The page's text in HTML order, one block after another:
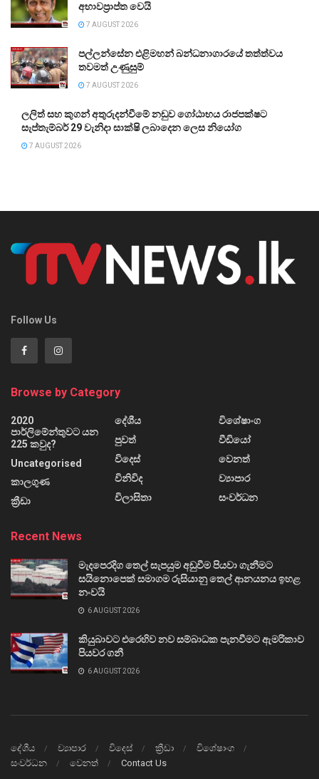
අභාවප්‍රාප්ත වෙයි
7 AUGUST 2026
පල්ලන්සේන එළිමහන් බන්ධනාගාරයේ තත්ත්වය
තවමත් උණුසුම්
7 AUGUST 2026
ලලිත් සහ කුගන් අතුරුදන්වීමේ නඩුව ගෝඨාභය රාජපක්ෂට
සැප්තැම්බර් 29 වැනිදා සාක්ෂි ලබාදෙන ලෙස නියෝග
7 AUGUST 2026
Follow Us
Browse by Category
2020
පාර්ලිමේන්තුවට යන
225 කවුද?
Uncategorised
කාලගුණ
ක්‍රීඩා
දේශීය
පුවත්
විදෙස්
විනිවිද
විලාසිතා
විශේෂාංග
වීඩියෝ
වෙනත්
ව්‍යාපාර
සංවර්ධන
Recent News
මැදපෙරදිග තෙල් සැපයුම අඩුවීම පියවා ගැනීමට
සයිනොපෙක් සමාගම රුසියානු තෙල් ආනයනය ඉහළ
නංවයි
6 AUGUST 2026
කියුබාවට එරෙහිව නව සම්බාධක පැනවීමට ඇමරිකාව
පියවර ගනී
6 AUGUST 2026
දේශීය ව්‍යාපාර විදෙස් ක්‍රීඩා
විශේෂාංග
සංවර්ධන
වෙනත් Contact Us